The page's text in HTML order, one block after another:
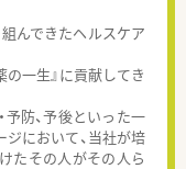
んできたヘルスケア
一生』に貢献してき
防、予後といった一
において、当社が培
たその人がその人ら